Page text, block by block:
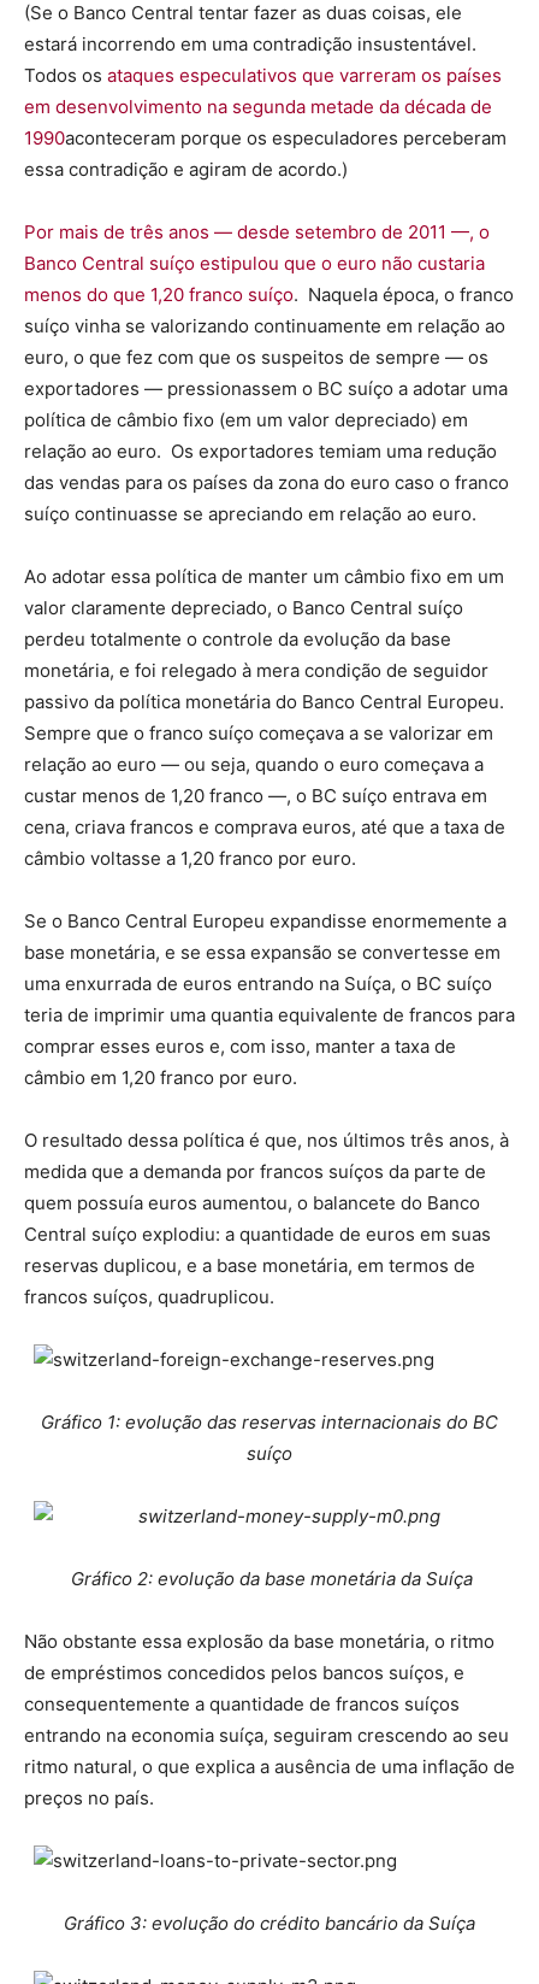
(Se o Banco Central tentar fazer as duas coisas, ele
estará incorrendo em uma contradição insustentável.
Todos os ataques especulativos que varreram os países
em desenvolvimento na segunda metade da década de
1990aconteceram porque os especuladores perceberam
essa contradição e agiram de acordo.)
Por mais de três anos — desde setembro de 2011 —, o
Banco Central suíço estipulou que o euro não custaria
menos do que 1,20 franco suíço. Naquela época, o franco
suíço vinha se valorizando continuamente em relação ao
euro, o que fez com que os suspeitos de sempre — os
exportadores — pressionassem o BC suíço a adotar uma
política de câmbio fixo (em um valor depreciado) em
relação ao euro. Os exportadores temiam uma redução
das vendas para os países da zona do euro caso o franco
suíço continuasse se apreciando em relação ao euro.
Ao adotar essa política de manter um câmbio fixo em um
valor claramente depreciado, o Banco Central suíço
perdeu totalmente o controle da evolução da base
monetária, e foi relegado à mera condição de seguidor
passivo da política monetária do Banco Central Europeu.
Sempre que o franco suíço começava a se valorizar em
relação ao euro — ou seja, quando o euro começava a
custar menos de 1,20 franco —, o BC suíço entrava em
cena, criava francos e comprava euros, até que a taxa de
câmbio voltasse a 1,20 franco por euro.
Se o Banco Central Europeu expandisse enormemente a
base monetária, e se essa expansão se convertesse em
uma enxurrada de euros entrando na Suíça, o BC suíço
teria de imprimir uma quantia equivalente de francos para
comprar esses euros e, com isso, manter a taxa de
câmbio em 1,20 franco por euro.
O resultado dessa política é que, nos últimos três anos, à
medida que a demanda por francos suíços da parte de
quem possuía euros aumentou, o balancete do Banco
Central suíço explodiu: a quantidade de euros em suas
reservas duplicou, e a base monetária, em termos de
francos suíços, quadruplicou.
Gráfico 1: evolução das reservas internacionais do BC
suíço
Gráfico 2: evolução da base monetária da Suíça
Não obstante essa explosão da base monetária, o ritmo
de empréstimos concedidos pelos bancos suíços, e
consequentemente a quantidade de francos suíços
entrando na economia suíça, seguiram crescendo ao seu
ritmo natural, o que explica a ausência de uma inflação de
preços no país.
Gráfico 3: evolução do crédito bancário da Suíça